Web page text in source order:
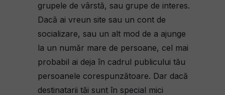
grupele de vârstă, sau grupe de interes.
Dacă ai vreun site sau un cont de
socializare, sau un alt mod de a ajunge
la un număr mare de persoane, cel mai
probabil ai deja în cadrul publicului tău
persoanele corespunzătoare. Dar dacă
destinatarii tăi sunt în special mici